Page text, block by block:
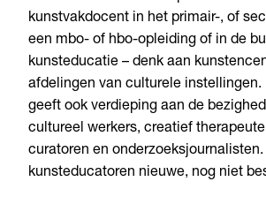
kunstvakdocent in het primair-, of
een mbo- of hbo-opleiding of in de
kunsteducatie – denk aan
afdelingen van culturele instellingen.
geeft ook verdieping aan de
cultureel werkers, creatief
curatoren en
kunsteducatoren nieuwe, nog niet